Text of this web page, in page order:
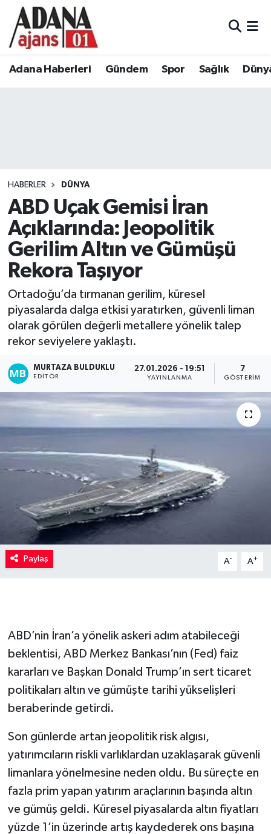
Adana Haberleri Gündem Spor Sağlık
HABERLER DÜNYA
ABD Uçak Gemisi İran
Açıklarında: Jeopolitik
Gerilim Altın ve Gümüşü
Rekora Taşıyor
Ortadoğu’da tırmanan gerilim, küresel
piyasalarda dalga etkisi yaratırken, güvenli liman
olarak görülen değerli metallere yönelik talep
rekor seviyelere yaklaştı.
MURTAZA BULDUKLU
EDITÖR
27.01.2026 - 19:51
YAYINLANMA
7
GÖSTERIM
Paylaş A- A+
ABD’nin İran’a yönelik askeri adım atabileceği
beklentisi, ABD Merkez Bankası’nın (Fed) faiz
kararları ve Başkan Donald Trump’ın sert ticaret
politikaları altın ve gümüşte tarihi yükselişleri
beraberinde getirdi.
Son günlerde artan jeopolitik risk algısı,
yatırımcıların riskli varlıklardan uzaklaşarak güvenli
limanlara yönelmesine neden oldu. Bu süreçte en
fazla prim yapan yatırım araçlarının başında altın
ve gümüş geldi. Küresel piyasalarda altın fiyatları
yüzde 1’in üzerinde artış kaydederek ons başına
Adana Haberleri
Eğitim
Siyaset
Ekonomi
Kadın
Magazin
Adana Nöbetçi Eczaneler
Tüm Manşetler
Son Dakika Haberleri
Haber Arşivi